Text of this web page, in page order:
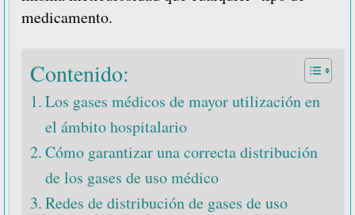
medicamento.
Contenido:
Los gases médicos de mayor utilización en
el ámbito hospitalario
Cómo garantizar una correcta distribución
de los gases de uso médico
Redes de distribución de gases de uso